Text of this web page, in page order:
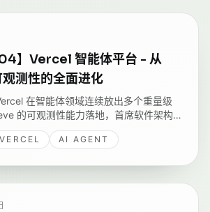
】Vercel 智能体平台 - 从
测性的全面进化
在智能体领域连续放出多个重量级
的可观测性能力落地，首席软件架构
Latent Space 上深度阐述对智能体的理
新定义「部署」这个词的含义。
VERCEL AI AGENT